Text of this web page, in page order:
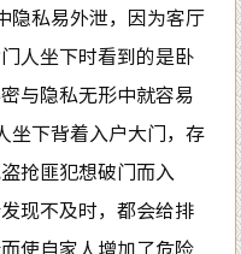
隐私易外泄，因为客厅
人坐下时看到的是卧
与隐私无形中就容易
坐下背着入户大门，存
抢匪犯想破门而入
现不及时，都会给排
使自家人增加了危险